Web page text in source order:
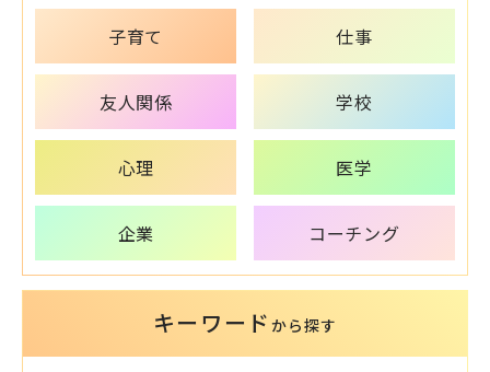
子育て 仕事
友人関係 学校
心理 医学
企業 コーチング
キーワード から探す